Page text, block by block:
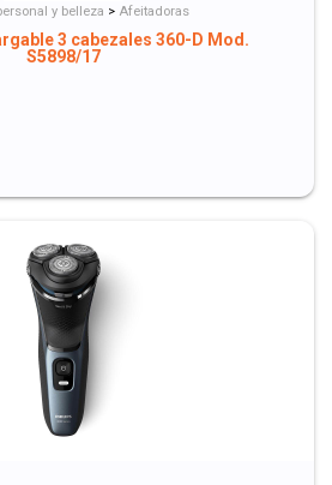
y belleza >Afeitadoras
3 cabezales 360-D Mod.
S5898/17